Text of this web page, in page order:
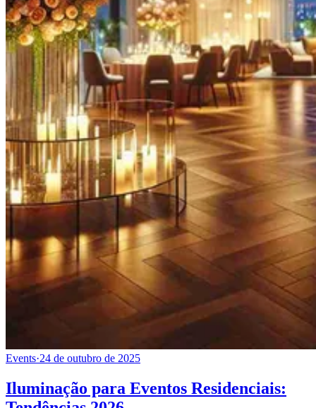
Events·24 de outubro de 2025
Iluminação para Eventos Residenciais: